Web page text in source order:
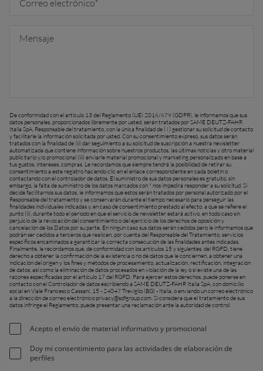
De conformidad con el artículo 13 del Reglamento (UE) 2016/679 (GDPR), le informamos que sus
datos personales, proporcionados libremente por usted, serán tratados por SAME DEUTZ-FAHR
Italia SpA, Responsable del tratamiento, con la única finalidad de ( i ) gestionar su solicitud de contacto
y facilitarle la información solicitada por usted. Con su consentimiento expreso, sus datos serán
tratados con la finalidad de (ii) dar seguimiento a su solicitud de suscripción a nuestra newsletter
automatizada que contiene información sobre nuestros productos, las últimas noticias y otro material
publicitario y/o promocional (iii) enviarle material promocional y marketing personalizado en base a
tus gustos, intereses, compras. Le recordamos que siempre tendrá la posibilidad de retirar su
consentimiento a este registro haciendo clic en el enlace correspondiente en cada boletín o
contactando con el controlador de datos. El suministro de sus datos personales es gratuito, sin
embargo, la falta de suministro de los datos marcados con * nos impedirá responder a su solicitud. Si
decide facilitarnos sus datos, le informamos que estos serán tratados por personal autorizado por el
Responsable del tratamiento y se conservarán durante el tiempo necesario para perseguir las
finalidades individuales indicadas y, en caso de consentimiento prestado al efecto. a que se refiere el
punto (ii), durante todo el periodo en que el servicio de newsletter estará activo, en todo caso sin
perjuicio de la revocación del consentimiento o del ejercicio de los derechos de oposición y
cancelación de los Datos por su parte. En ningún caso sus datos serán cedidos pero le informamos que
podrán ser cedidos a terceros que realicen, por cuenta del Responsable del Tratamiento, servicios
específicos encaminados a garantizar la correcta consecución de las finalidades antes indicadas.
Finalmente, le recordamos que, de conformidad con los artículos 15 y siguientes. del RGPD, tiene
derecho a obtener la confirmación de la existencia o no de datos que le conciernen, a obtener una
indicación del origen y los fines y métodos de procesamiento, actualización, rectificación, integración
de datos, así como la eliminación de datos procesados ​​en violación de la ley o si existe una de las
razones especificadas por el artículo 17 del RGPD. Para ejercer estos derechos, puede ponerse en
contacto con el Controlador de datos escribiendo a SAME DEUTZ-FAHR Italia SpA, con domicilio
social en Viale Francesco Cassani, 15 - 24047 Treviglio (BG) - Italia, o enviando un correo electrónico
a la dirección de correo electrónicoprivacy@sdfgroup.com. Si considera que el tratamiento de sus
datos infringe el Reglamento, puede presentar una reclamación ante la autoridad de control.
Acepto el envío de material informativo y promocional
Doy mi consentimiento para las actividades de elaboración de
perfiles